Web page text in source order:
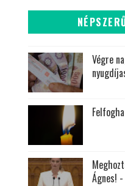
Végre
Ágnes!